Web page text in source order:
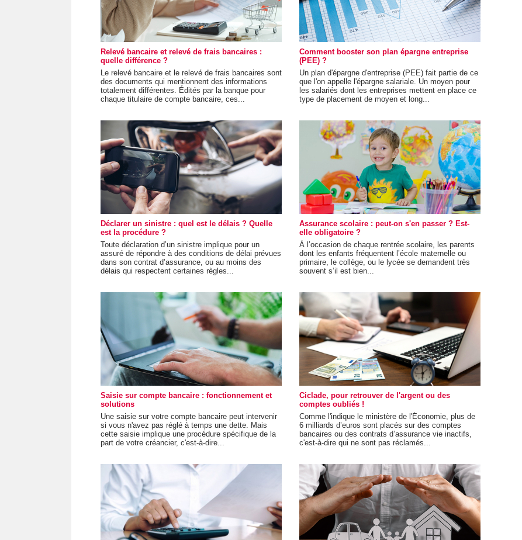
Relevé bancaire et relevé de frais bancaires :
quelle différence ?
Le relevé bancaire et le relevé de frais bancaires sont
des documents qui mentionnent des informations
totalement différentes. Édités par la banque pour
chaque titulaire de compte bancaire, ces...
Comment booster son plan épargne entreprise
(PEE) ?
Un plan d'épargne d'entreprise (PEE) fait partie de ce
que l'on appelle l'épargne salariale. Un moyen pour
les salariés dont les entreprises mettent en place ce
type de placement de moyen et long...
Déclarer un sinistre : quel est le délais ? Quelle
est la procédure ?
Toute déclaration d’un sinistre implique pour un
assuré de répondre à des conditions de délai prévues
dans son contrat d’assurance, ou au moins des
délais qui respectent certaines règles...
Assurance scolaire : peut-on s'en passer ? Est-
elle obligatoire ?
À l’occasion de chaque rentrée scolaire, les parents
dont les enfants fréquentent l’école maternelle ou
primaire, le collège, ou le lycée se demandent très
souvent s’il est bien...
Saisie sur compte bancaire : fonctionnement et
solutions
Une saisie sur votre compte bancaire peut intervenir
si vous n'avez pas réglé à temps une dette. Mais
cette saisie implique une procédure spécifique de la
part de votre créancier, c'est-à-dire...
Ciclade, pour retrouver de l'argent ou des
comptes oubliés !
Comme l'indique le ministère de l'Économie, plus de
6 milliards d’euros sont placés sur des comptes
bancaires ou des contrats d’assurance vie inactifs,
c'est-à-dire qui ne sont pas réclamés...